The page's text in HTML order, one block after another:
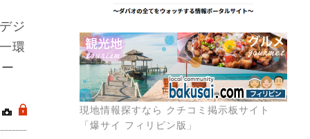
ジ
環
.
現地情報探すなら クチコミ掲示板サイト
「爆サイ フィリピン版」